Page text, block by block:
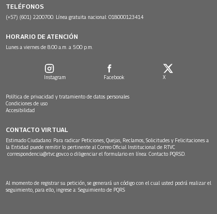
TELÉFONOS
(+57) (601) 2200700. Línea gratuita nacional: 018000123414
HORARIO DE ATENCIÓN
Lunes a viernes de 8:00 a.m. a 5:00 p.m.
Instagram Facebook X
Política de privacidad y tratamiento de datos personales
Condiciones de uso
Accesibilidad
CONTACTO VIRTUAL
Estimado Ciudadano: Para radicar Peticiones, Quejas, Reclamos, Solicitudes y Felicitaciones a
la Entidad puede remitir lo pertinente al Correo Oficial Institucional de RTVC
correspondencia@rtvc.gov.co o diligenciar el formulario en línea: Contacto PQRSD.
Al momento de registrar su petición, se generará un código con el cual usted podrá realizar el
seguimiento, para ello, ingrese a: Seguimiento de PQRS